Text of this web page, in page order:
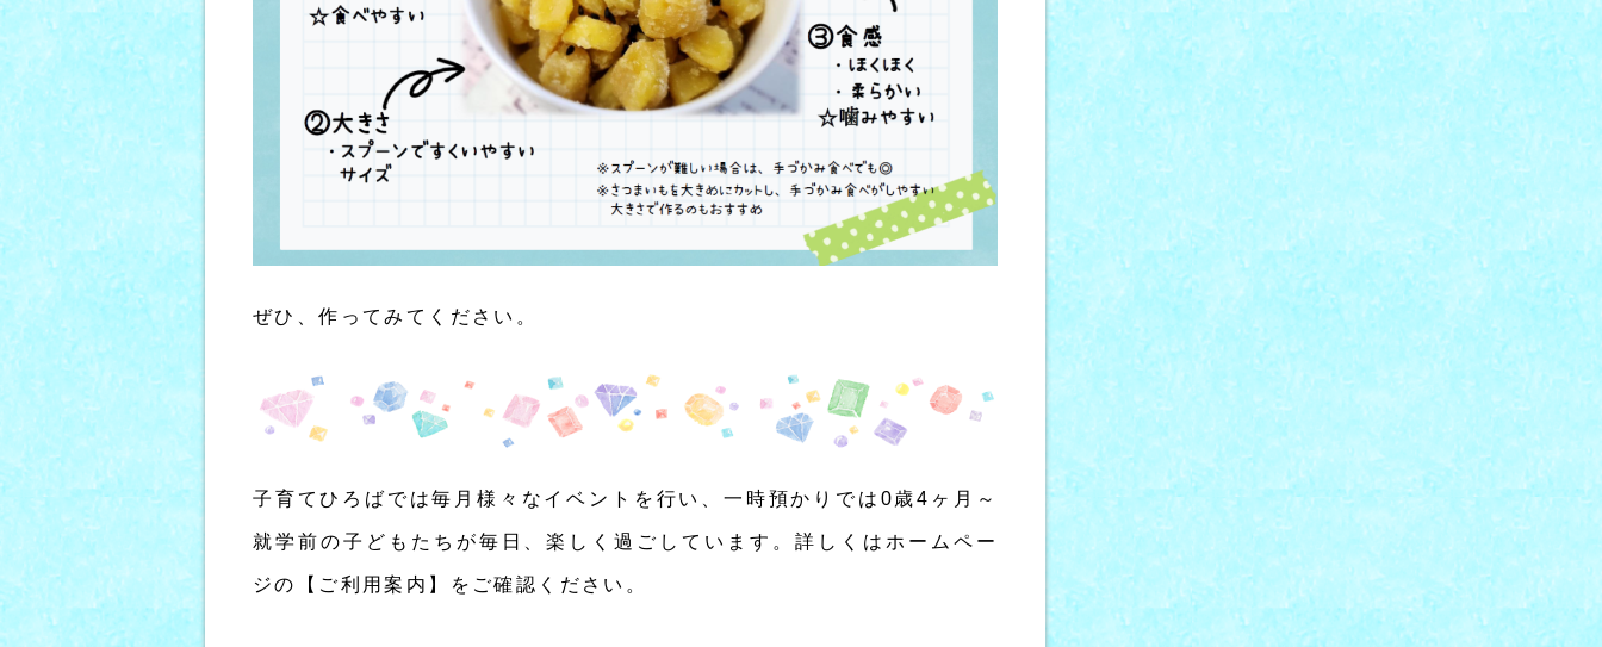
ぜひ、作ってみてください。
子育てひろばでは毎月様々なイベントを行い、一時預かりでは0歳4ヶ月～
就学前の子どもたちが毎日、楽しく過ごしています。詳しくはホームペー
ジの【ご利用案内】をご確認ください。